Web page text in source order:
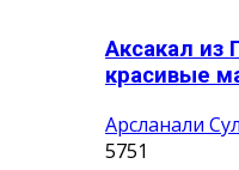
Аксакал из
красивые
Арсланали
5751